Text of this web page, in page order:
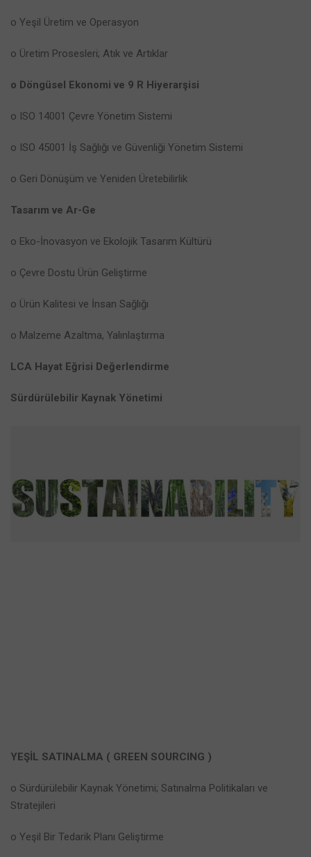
o Yeşil Üretim ve Operasyon
o Üretim Prosesleri; Atık ve Artıklar
o Döngüsel Ekonomi ve 9 R Hiyerarşisi
o ISO 14001 Çevre Yönetim Sistemi
o ISO 45001 İş Sağlığı ve Güvenliği Yönetim Sistemi
o Geri Dönüşüm ve Yeniden Üretebilirlik
Tasarım ve Ar-Ge
o Eko-İnovasyon ve Ekolojik Tasarım Kültürü
o Çevre Dostu Ürün Geliştirme
o Ürün Kalitesi ve İnsan Sağlığı
o Malzeme Azaltma, Yalınlaştırma
LCA Hayat Eğrisi Değerlendirme
Sürdürülebilir Kaynak Yönetimi
YEŞİL SATINALMA ( GREEN SOURCING )
o Sürdürülebilir Kaynak Yönetimi; Satınalma Politikaları ve
Stratejileri
o Yeşil Bir Tedarik Planı Geliştirme